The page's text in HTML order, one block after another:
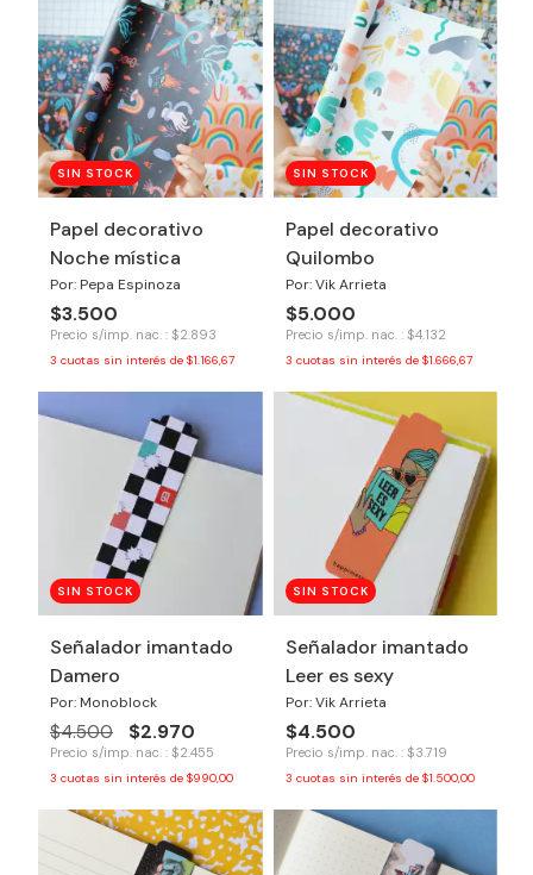
SIN STOCK
Papel decorativo
Noche mística
Por: Pepa Espinoza
$3.500
Precio s/imp. nac. : $2.893
3 cuotas sin interés de $1.166,67
SIN STOCK
Papel decorativo
Quilombo
Por: Vik Arrieta
$5.000
Precio s/imp. nac. : $4.132
3 cuotas sin interés de $1.666,67
SIN STOCK
Señalador imantado
Damero
Por: Monoblock
$4.500 $2.970
Precio s/imp. nac. : $2.455
3 cuotas sin interés de $990,00
SIN STOCK
Señalador imantado
Leer es sexy
Por: Vik Arrieta
$4.500
Precio s/imp. nac. : $3.719
3 cuotas sin interés de $1.500,00